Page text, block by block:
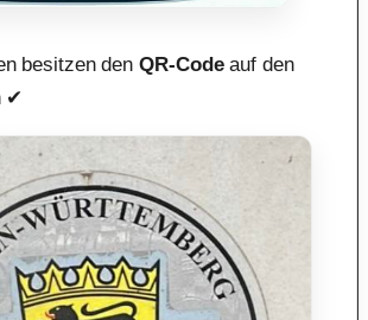
besitzen denQR-Codeauf den
✔︎